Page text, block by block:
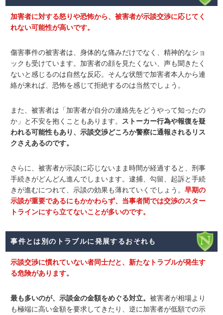
加害者に対する怒りや恐怖から、被害者が示談交渉に応じてく
れない可能性が高いです。
傷害事件の被害者は、身体的な痛みだけでなく、精神的なショ
ックも受けています。加害者の顔を見たくない、声も聞きたく
ないと感じるのは自然な反応。そんな状態で加害者本人から連
絡が来れば、恐怖を感じて拒絶するのは当然でしょう。
また、被害者は「加害者が自分の連絡先をどうやって知ったの
か」と不安を抱くこともあります。
ストーカー行為や報復を疑
われる可能性もあり、示談交渉どころか警察に通報されるリス
クさえあるのです。
さらに、被害者が示談に応じないまま時間が経過すると、刑事
手続きがどんどん進んでしまいます。逮捕、勾留、起訴と手続
きが進むにつれて、示談の効果も薄れていくでしょう。早期の
示談が重要であるにもかかわらず、当事者間では交渉のスター
トラインにすら立てないことが多いのです。
事件とは別のトラブルに発展するおそれも
示談交渉に慣れていない者同士だと、新たなトラブルが発生す
る危険があります。
最も多いのが、示談金の金額をめぐる対立。被害者が相場より
も極端に高い金額を要求してきたり、逆に加害者が低額での示